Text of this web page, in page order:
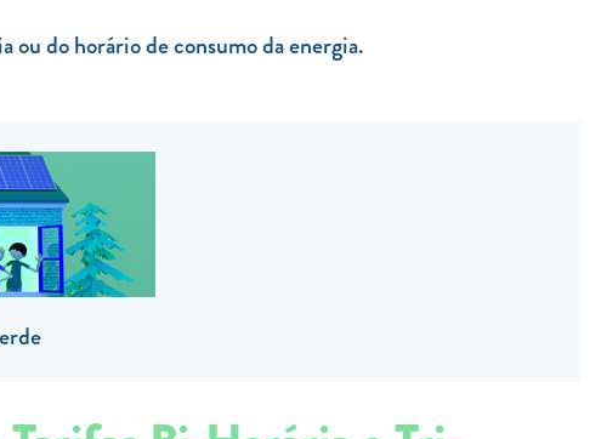
do horário de consumo da energia.